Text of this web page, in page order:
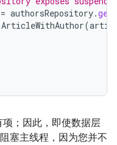
= authorsRepository.
ArticleWithAuthor(
；因此，即使数据层
塞主线程，因为您并不